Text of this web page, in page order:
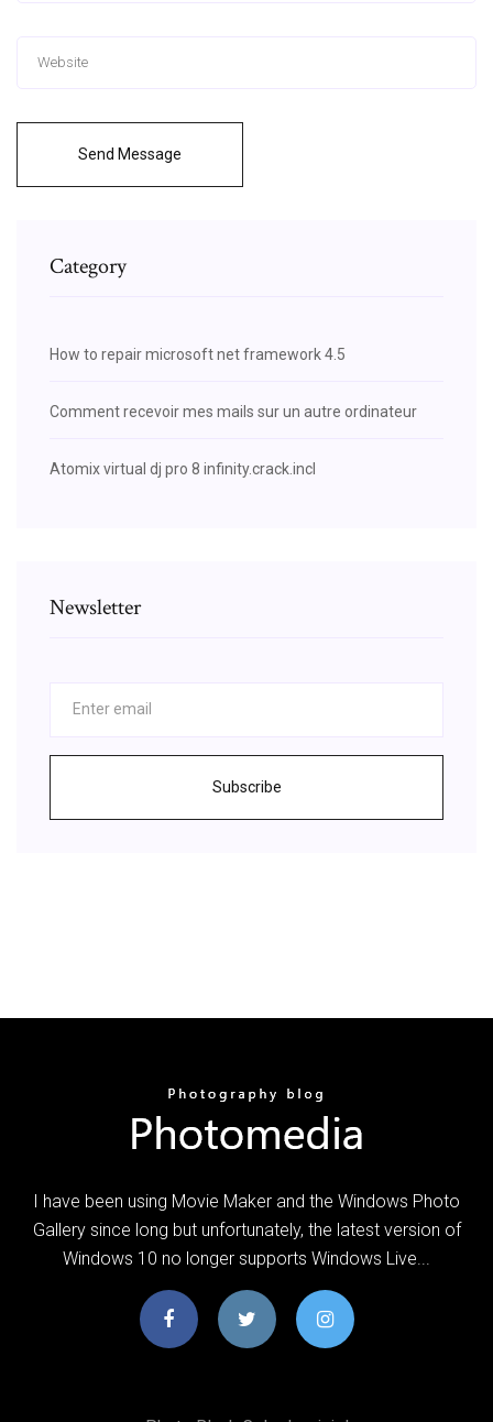
Send Message
Category
How to repair microsoft net framework 4.5
Comment recevoir mes mails sur un autre ordinateur
Atomix virtual dj pro 8 infinity.crack.incl
Newsletter
Subscribe
I have been using Movie Maker and the Windows Photo
Gallery since long but unfortunately, the latest version of
Windows 10 no longer supports Windows Live...